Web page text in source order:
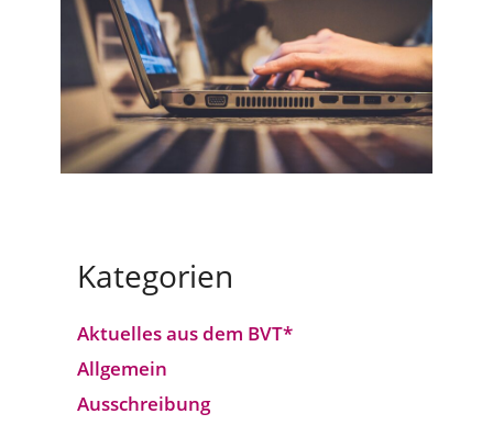
Kategorien
Aktuelles aus dem BVT*
Allgemein
Ausschreibung